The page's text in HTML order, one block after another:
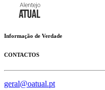
Informação de Verdade
CONTACTOS
geral@oatual.pt